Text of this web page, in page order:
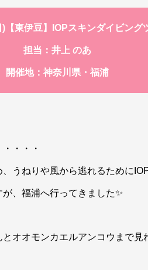
【東伊豆】IOPスキンダイビング
担当：井上 のあ
開催地：神奈川県・福浦
・・・
うねりや風から逃れるために
、福浦へ行ってきました✨
オオモンカエルアンコウまで見